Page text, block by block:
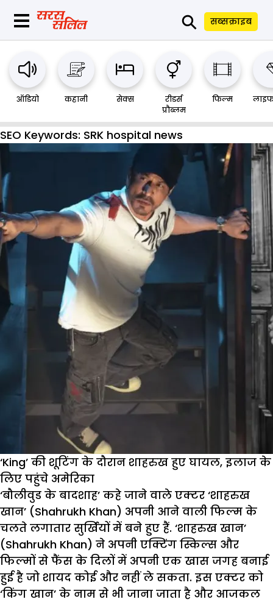
⚲ सब्सक्राइब
ऑडियो कहानी सेक्स
रीडर्स
प्रौब्लम
फिल्म
SEO Keywords: SRK hospital news
‘King’ की शूटिंग के दौरान शाहरुख हुए घायल, इलाज के
लिए पहुंचे अमेरिका
‘बौलीवुड के बादशाह’ कहे जाने वाले एक्टर ‘शाहरुख
खान’ (Shahrukh Khan) अपनी आने वाली फिल्म के
चलते लगातार सुर्खियों में बने हुए हैं. ‘शाहरुख खान’
(Shahrukh Khan) ने अपनी एक्टिंग स्किल्स और
फिल्मों से फैंस के दिलों में अपनी एक खास जगह बनाई
हुई है जो शायद कोई और नहीं ले सकता. इस एक्टर को
‘किंग खान’ के नाम से भी जाना जाता है और आजकल